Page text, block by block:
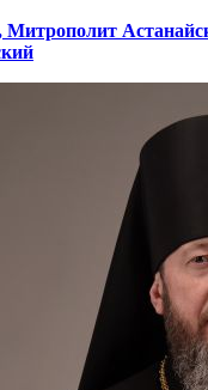
Митрополит